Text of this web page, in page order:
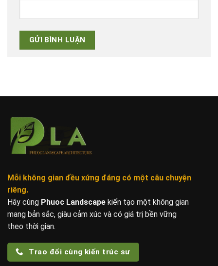
Mỗi không gian đều xứng đáng có một câu chuyện
riêng.
Hãy cùng Phuoc Landscape kiến tạo một không gian
mang bản sắc, giàu cảm xúc và có giá trị bền vững
theo thời gian.
Trao đổi cùng kiến trúc sư